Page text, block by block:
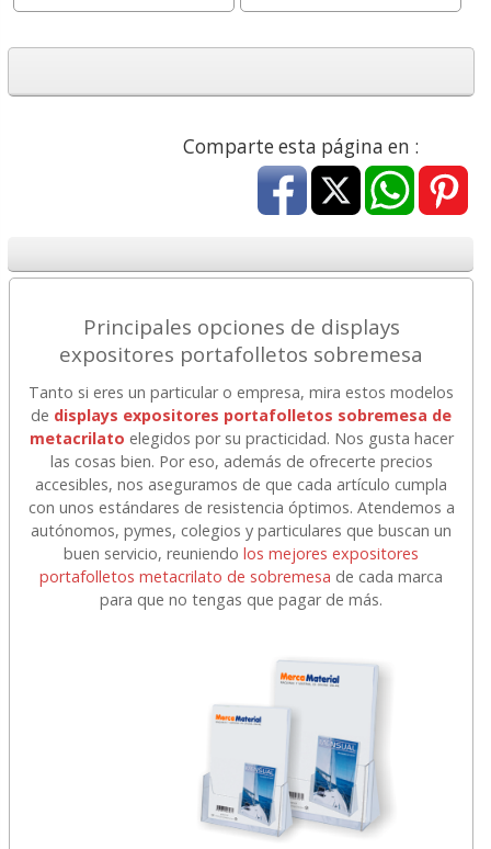
Comparte esta página en :
Principales opciones de displays
expositores portafolletos sobremesa
Tanto si eres un particular o empresa, mira estos modelos
de displays expositores portafolletos sobremesa de
metacrilato elegidos por su practicidad. Nos gusta hacer
las cosas bien. Por eso, además de ofrecerte precios
accesibles, nos aseguramos de que cada artículo cumpla
con unos estándares de resistencia óptimos. Atendemos a
autónomos, pymes, colegios y particulares que buscan un
buen servicio, reuniendolos mejores expositores
portafolletos metacrilato de sobremesa de cada marca
para que no tengas que pagar de más.